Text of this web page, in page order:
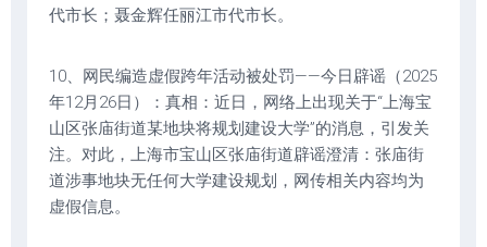
代市长；聂金辉任丽江市代市长。
10、网民编造虚假跨年活动被处罚——今日辟谣（2025
年12月26日）：真相：近日，网络上出现关于“上海宝
山区张庙街道某地块将规划建设大学”的消息，引发关
注。对此，上海市宝山区张庙街道辟谣澄清：张庙街
道涉事地块无任何大学建设规划，网传相关内容均为
虚假信息。